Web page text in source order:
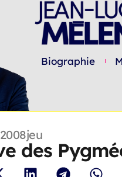
Biographie
jeu
des